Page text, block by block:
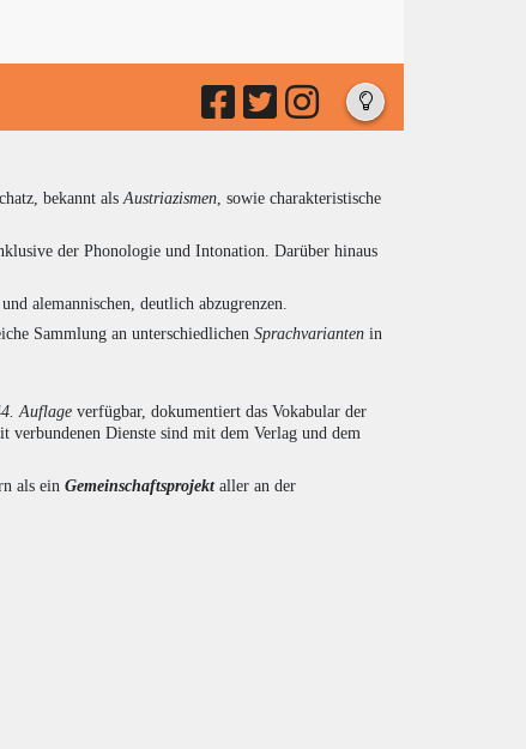
bekannt als Austriazismen , sowie charakteristische
der Phonologie und Intonation. Darüber hinaus
alemannischen, deutlich abzugrenzen.
Sammlung an unterschiedlichen Sprachvarianten in
Auflage verfügbar, dokumentiert das Vokabular der
verbundenen Dienste sind mit dem Verlag und dem
als ein Gemeinschaftsprojektaller an der